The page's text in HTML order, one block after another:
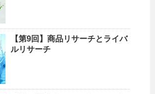
【第9回】商品リサーチとライバ
ルリサーチ